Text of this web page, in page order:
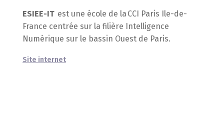
ESIEE-IT est une école de la CCI Paris Ile-de-
France centrée sur la filière Intelligence
Numérique sur le bassin Ouest de Paris. ​
Site internet